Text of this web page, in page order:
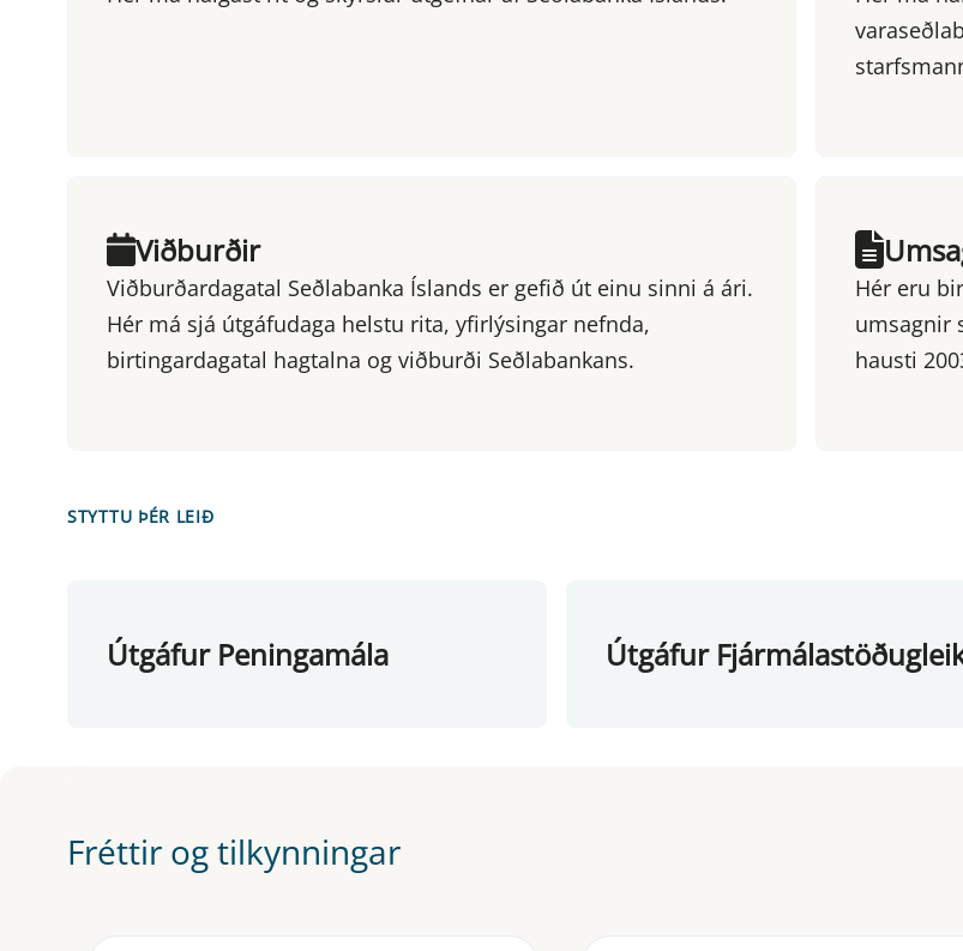
Viðburðir
Viðburðardagatal Seðlabanka Íslands er gefið út einu sinni á ári.
Hér má sjá útgáfudaga helstu rita, yfirlýsingar nefnda,
birtingardagatal hagtalna og viðburði Seðlabankans.
Hér eru
umsagnir
hausti
STYTTU ÞÉR LEIÐ
Útgáfur Peningamála Útgáfur
Fréttir og tilkynningar